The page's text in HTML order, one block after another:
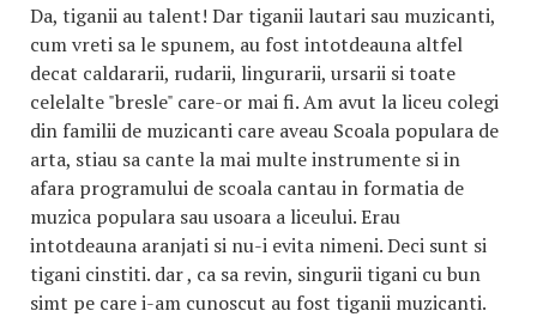
Da, tiganii au talent! Dar tiganii lautari sau muzicanti,
cum vreti sa le spunem, au fost intotdeauna altfel
decat caldararii, rudarii, lingurarii, ursarii si toate
celelalte "bresle" care-or mai fi. Am avut la liceu colegi
din familii de muzicanti care aveau Scoala populara de
arta, stiau sa cante la mai multe instrumente si in
afara programului de scoala cantau in formatia de
muzica populara sau usoara a liceului. Erau
intotdeauna aranjati si nu-i evita nimeni. Deci sunt si
tigani cinstiti. dar , ca sa revin, singurii tigani cu bun
simt pe care i-am cunoscut au fost tiganii muzicanti.